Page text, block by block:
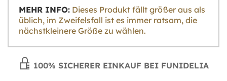
MEHR INFO:
üblich, im Zweifelsfall ist es immer ratsam, die
nächstkleinere Größe zu wählen.
100% SICHERER EINKAUF BEI FUNIDELIA